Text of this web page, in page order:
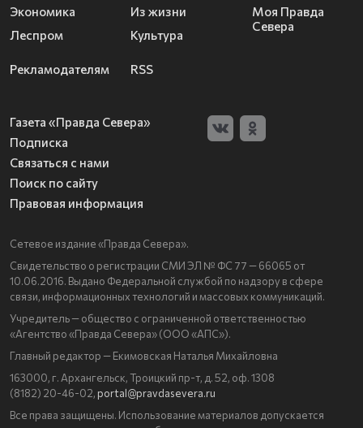
Экономика
Леспром
Из жизни
Культура
Моя Правда
Севера
Рекламодателям RSS
Газета «Правда Севера»
Подписка
Связаться с нами
Поиск по сайту
Правовая информация
Сетевое издание «Правда Севера».
Свидетельство о регистрации СМИ ЭЛ № ФС 77 — 66065 от
10.06.2016. Выдано Федеральной службой по надзору в сфере
связи, информационных технологий и массовых коммуникаций.
Учредитель — общество с ограниченной ответственностью
«Агентство «Правда Севера» (ООО «АПС»).
Главный редактор — Екимовская Наталья Михайловна
163000, г. Архангельск, Троицкий пр-т, д. 52, оф. 1308
(8182) 20-46-02, portal@pravdasevera.ru
Все права защищены. Использование материалов допускается